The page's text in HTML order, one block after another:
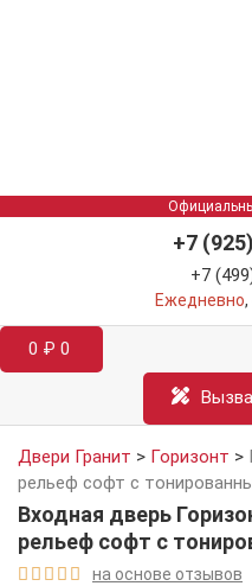
+7
+7
Ежедневно
0 ₽ 0
Двери Гранит > Горизонт >
рельеф софт с
Входная дверь
рельеф софт с
     на основе отзывов